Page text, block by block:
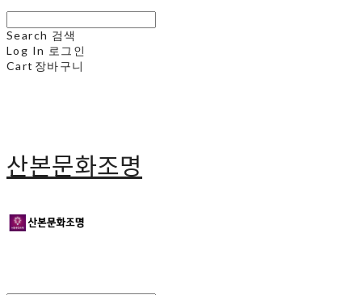
Search 검색
Log In 로그인
Cart 장바구니
산본문화조명